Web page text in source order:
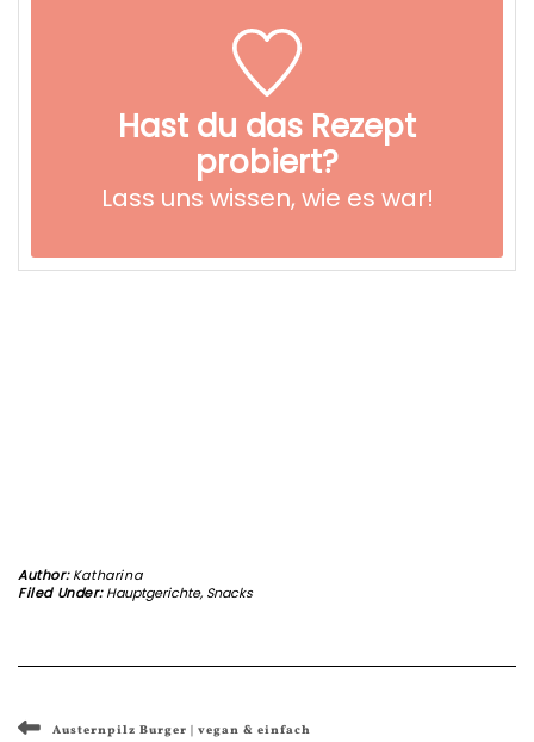
Hast du das Rezept
probiert?
Lass uns wissen, wie es war!
Author:Katharina
Filed Under:Hauptgerichte, Snacks
Austernpilz Burger | vegan & einfach